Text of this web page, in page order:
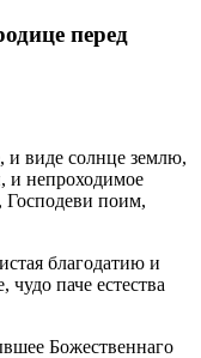
перед
и виде солнце землю,
и непроходимое
Господеви поим,
благодатию и
паче естества
Божественнаго